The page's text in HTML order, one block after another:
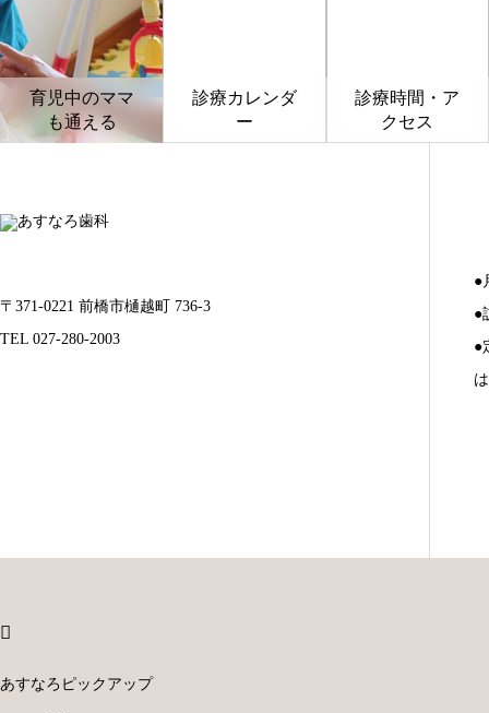
育児中のママ
も通える
診療カレンダ
ー
診療時間・ア
クセス
〒371-0221 前橋市樋越町 736-3
TEL 027-280-2003
●
●
●
あすなろピックアップ